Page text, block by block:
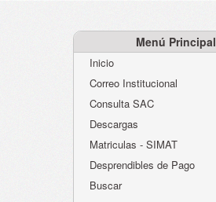
Atención al Ciudadano
Instituciones Educativas
Despacho Secretaría
Evaluación desempeño
Menú Principal
Inicio
Correo Institucional
Consulta SAC
Descargas
Matriculas - SIMAT
Desprendibles de Pago
Buscar